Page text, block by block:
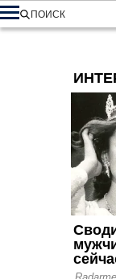
ПОИСК